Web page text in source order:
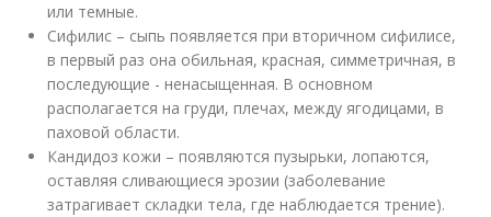
или темные.
Сифилис – сыпь появляется при вторичном сифилисе,
в первый раз она обильная, красная, симметричная, в
последующие - ненасыщенная. В основном
располагается на груди, плечах, между ягодицами, в
паховой области.
Кандидоз кожи – появляются пузырьки, лопаются,
оставляя сливающиеся эрозии (заболевание
затрагивает складки тела, где наблюдается трение).